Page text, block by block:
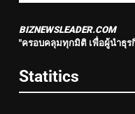
BIZNEWSLEADER.COM
"ครอบคลุมทุกมิติ เพื่อผู้นำธุร
Statitics